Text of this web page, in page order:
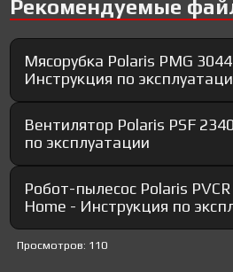
Рекомендуемые
Мясорубка Polaris PMG
Инструкция по
Вентилятор Polaris PSF
по эксплуатации
Робот-пылесос Polaris
Home - Инструкция по
Просмотров: 110